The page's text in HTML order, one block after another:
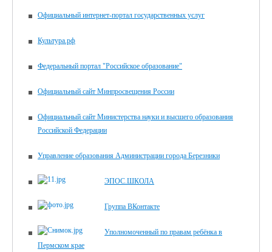
Официальный интернет-портал государственных услуг
Культура.рф
Федеральный портал "Российское образование"
Официальный сайт Минпросвещения России
Официальный сайт Министерства науки и высшего образования
Российской Федерации
Управление образования Администрации города Березники
ЭПОС.ШКОЛА
Группа ВКонтакте
Уполномоченный по правам ребёнка в
Пермском крае